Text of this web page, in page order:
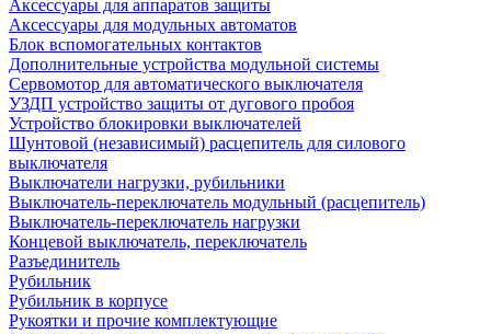
Аксессуары для аппаратов защиты
Аксессуары для модульных автоматов
Блок вспомогательных контактов
Дополнительные устройства модульной системы
Сервомотор для автоматического выключателя
УЗДП устройство защиты от дугового пробоя
Устройство блокировки выключателей
Шунтовой (независимый) расцепитель для силового
выключателя
Выключатели нагрузки, рубильники
Выключатель-переключатель модульный (расцепитель)
Выключатель-переключатель нагрузки
Концевой выключатель, переключатель
Разъединитель
Рубильник
Рубильник в корпусе
Рукоятки и прочие комплектующие